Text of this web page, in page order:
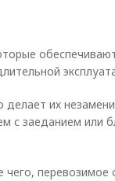
делает их
с заеданием или
чего, перевозимое